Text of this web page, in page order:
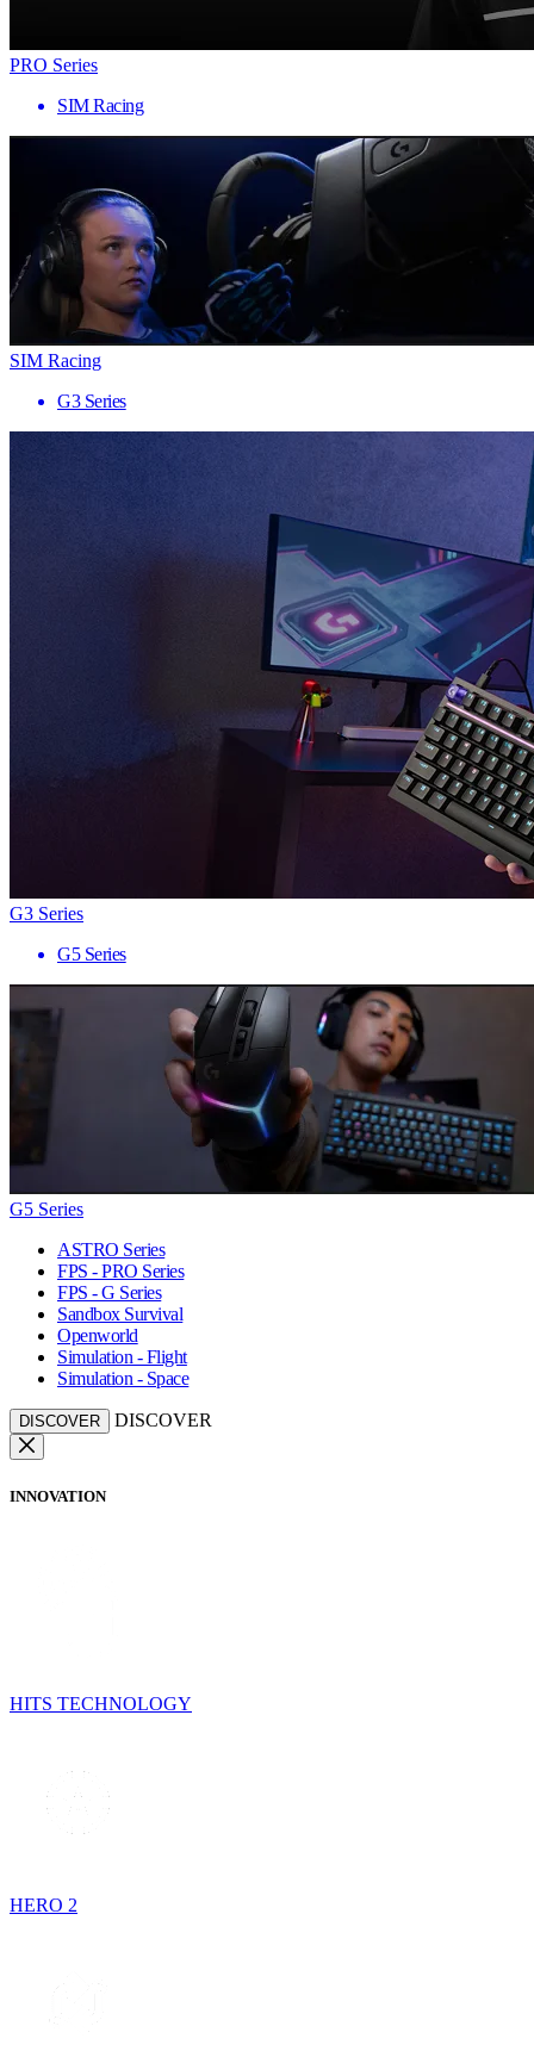
PRO Series
SIM Racing
SIM Racing
G3 Series
G3 Series
G5 Series
G5 Series
ASTRO Series
FPS - PRO Series
FPS - G Series
Sandbox Survival
Openworld
Simulation - Flight
Simulation - Space
DISCOVER DISCOVER
INNOVATION
HITS TECHNOLOGY
HERO 2